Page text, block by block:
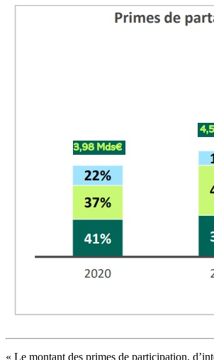
« Le montant des primes de participation,